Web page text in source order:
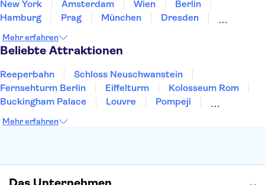
New York
Amsterdam Wien
Berlin
Hamburg
Prag München
Dresden
Heidelberg
Bremen
Mehr erfahren
Beliebte Attraktionen
Reeperbahn
Schloss Neuschwanstein
Fernsehturm Berlin
Eiffelturm
Kolosseum Rom
Buckingham Palace
Louvre
Pompeji
Moulin Rouge
Mehr erfahren